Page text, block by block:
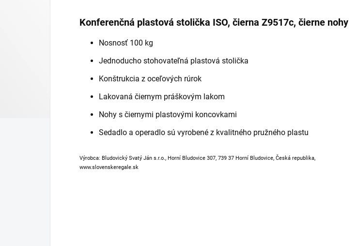
Konferenčná plastová stolička ISO, čierna Z9517c, čierne nohy
Nosnosť 100 kg
Jednoducho stohovateľná plastová stolička
Konštrukcia z oceľových rúrok
Lakovaná čiernym práškovým lakom
Nohy s čiernymi plastovými koncovkami
Sedadlo a operadlo sú vyrobené z kvalitného pružného plastu
Výrobca: Bludovický Svatý Ján s.r.o., Horní Bludovice 307, 739 37 Horní Bludovice, Česká republika,
www.slovenskeregale.sk